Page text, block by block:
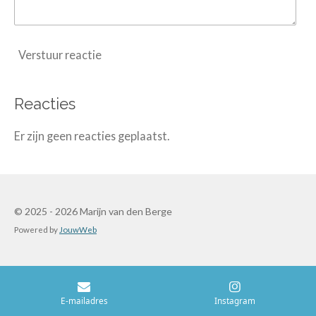
Verstuur reactie
Reacties
Er zijn geen reacties geplaatst.
© 2025 - 2026 Marijn van den Berge
Powered by JouwWeb
E-mailadres Instagram